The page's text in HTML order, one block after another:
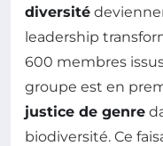
diversité
leadership
600 membres
groupe est en
justice de genre
biodiversité. Ce